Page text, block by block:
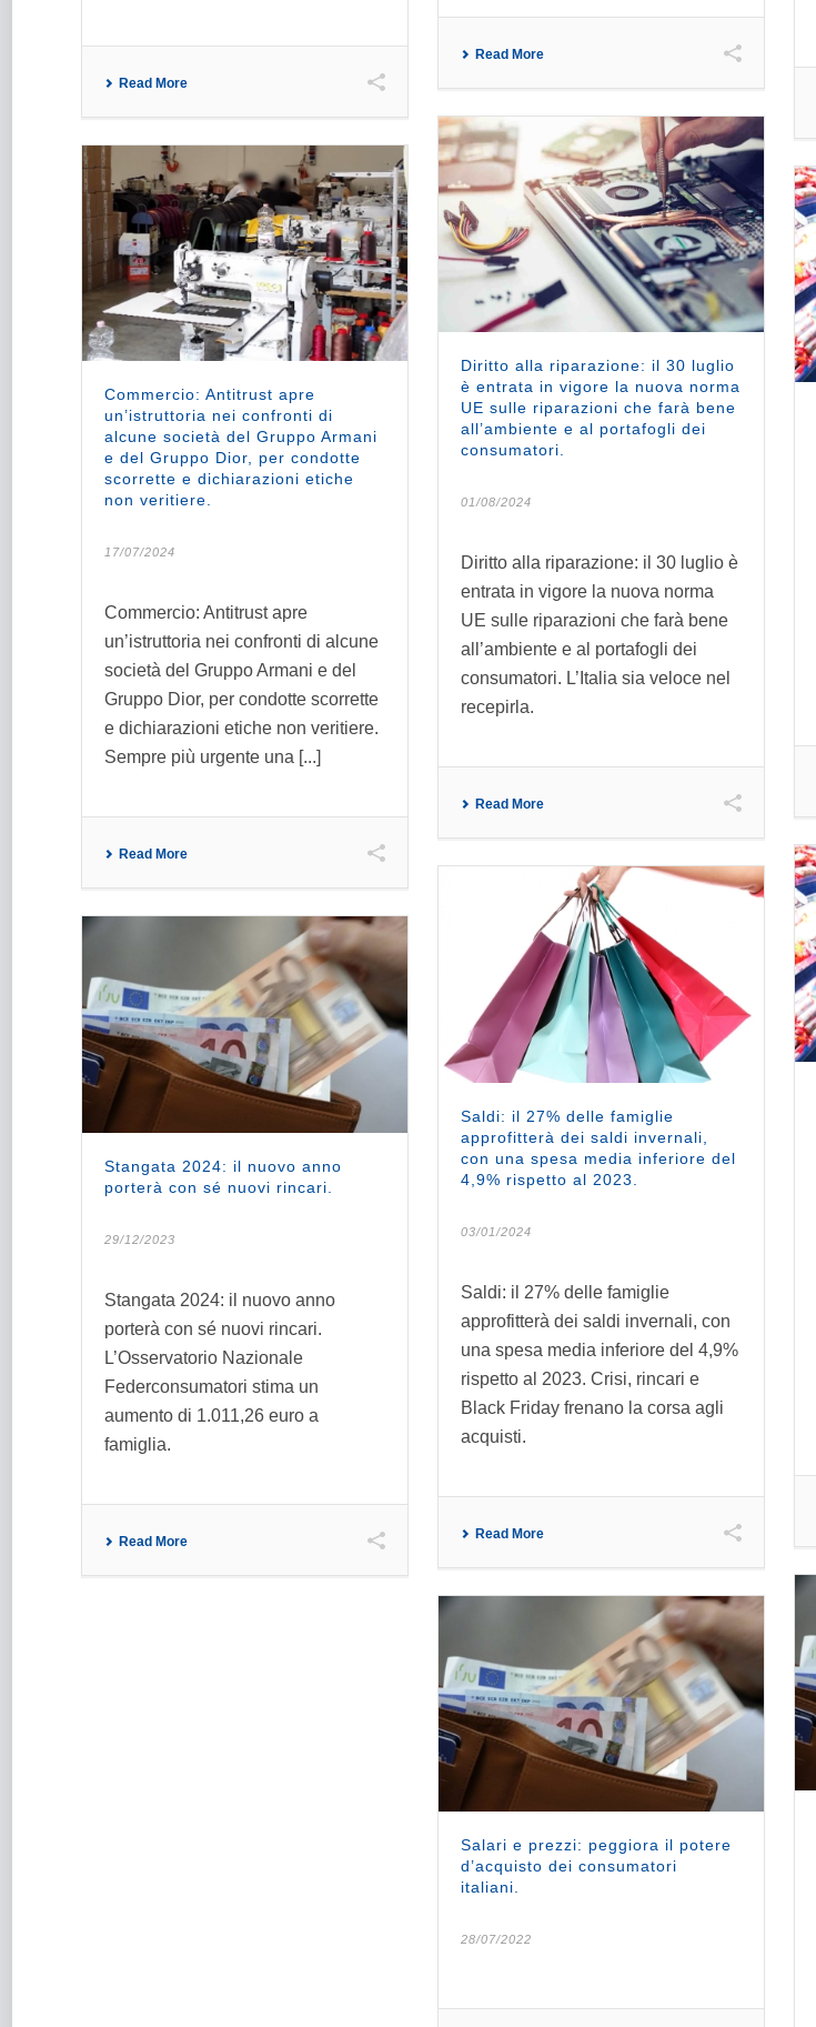
Read More
Read More
Diritto alla riparazione: il 30 luglio
è entrata in vigore la nuova norma
UE sulle riparazioni che farà bene
all’ambiente e al portafogli dei
consumatori.
01/08/2024
Diritto alla riparazione: il 30 luglio è
entrata in vigore la nuova norma
UE sulle riparazioni che farà bene
all’ambiente e al portafogli dei
consumatori. L’Italia sia veloce nel
recepirla.
Read More
Commercio: Antitrust apre
un’istruttoria nei confronti di
alcune società del Gruppo Armani
e del Gruppo Dior, per condotte
scorrette e dichiarazioni etiche
non veritiere.
17/07/2024
Commercio: Antitrust apre
un’istruttoria nei confronti di alcune
società del Gruppo Armani e del
Gruppo Dior, per condotte scorrette
e dichiarazioni etiche non veritiere.
Sempre più urgente una [...]
Read More
Saldi: il 27% delle famiglie
approfitterà dei saldi invernali,
con una spesa media inferiore del
4,9% rispetto al 2023.
03/01/2024
Saldi: il 27% delle famiglie
approfitterà dei saldi invernali, con
una spesa media inferiore del 4,9%
rispetto al 2023. Crisi, rincari e
Black Friday frenano la corsa agli
acquisti.
Read More
Stangata 2024: il nuovo anno
porterà con sé nuovi rincari.
29/12/2023
Stangata 2024: il nuovo anno
porterà con sé nuovi rincari.
L’Osservatorio Nazionale
Federconsumatori stima un
aumento di 1.011,26 euro a
famiglia.
Read More
Salari e prezzi: peggiora il potere
d’acquisto dei consumatori
italiani.
28/07/2022